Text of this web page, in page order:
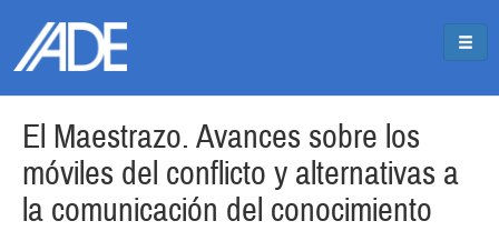
El Maestrazo. Avances sobre los
móviles del conflicto y alternativas a
la comunicación del conocimiento